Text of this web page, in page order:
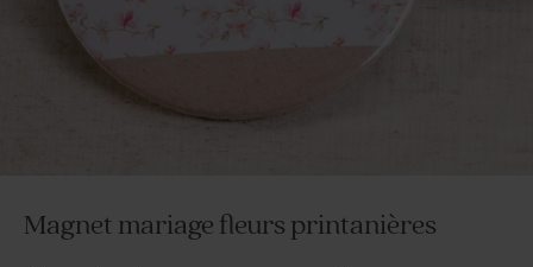
Magnet mariage fleurs printanières